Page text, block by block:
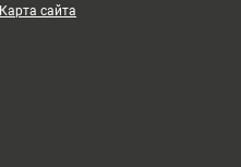
Карта сайта